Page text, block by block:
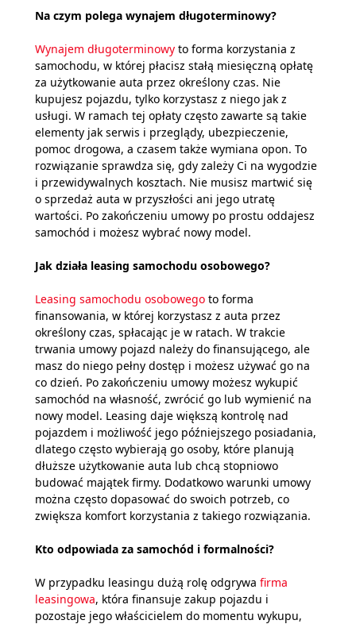
Na czym polega wynajem długoterminowy?
Wynajem długoterminowy to forma korzystania z
samochodu, w której płacisz stałą miesięczną opłatę
za użytkowanie auta przez określony czas. Nie
kupujesz pojazdu, tylko korzystasz z niego jak z
usługi. W ramach tej opłaty często zawarte są takie
elementy jak serwis i przeglądy, ubezpieczenie,
pomoc drogowa, a czasem także wymiana opon. To
rozwiązanie sprawdza się, gdy zależy Ci na wygodzie
i przewidywalnych kosztach. Nie musisz martwić się
o sprzedaż auta w przyszłości ani jego utratę
wartości. Po zakończeniu umowy po prostu oddajesz
samochód i możesz wybrać nowy model.
Jak działa leasing samochodu osobowego?
Leasing samochodu osobowego to forma
finansowania, w której korzystasz z auta przez
określony czas, spłacając je w ratach. W trakcie
trwania umowy pojazd należy do finansującego, ale
masz do niego pełny dostęp i możesz używać go na
co dzień. Po zakończeniu umowy możesz wykupić
samochód na własność, zwrócić go lub wymienić na
nowy model. Leasing daje większą kontrolę nad
pojazdem i możliwość jego późniejszego posiadania,
dlatego często wybierają go osoby, które planują
dłuższe użytkowanie auta lub chcą stopniowo
budować majątek firmy. Dodatkowo warunki umowy
można często dopasować do swoich potrzeb, co
zwiększa komfort korzystania z takiego rozwiązania.
Kto odpowiada za samochód i formalności?
W przypadku leasingu dużą rolę odgrywa firma
leasingowa, która finansuje zakup pojazdu i
pozostaje jego właścicielem do momentu wykupu,